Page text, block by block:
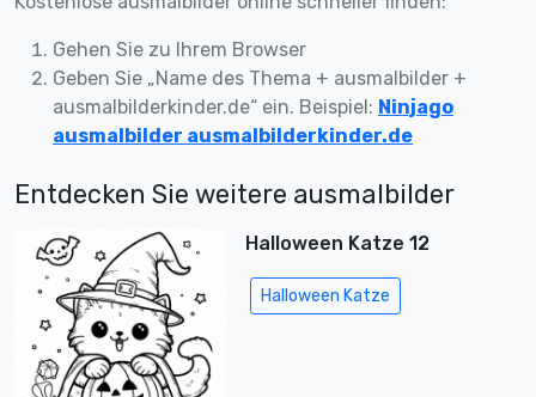
Gehen Sie zu Ihrem Browser
Geben Sie „Name des Thema + ausmalbilder +
ausmalbilderkinder.de“ ein. Beispiel: Ninjago
ausmalbilder ausmalbilderkinder.de
Entdecken Sie weitere ausmalbilder
Halloween Katze 12
Halloween Katze